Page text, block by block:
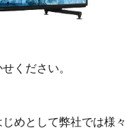
ください。
めとして弊社では様